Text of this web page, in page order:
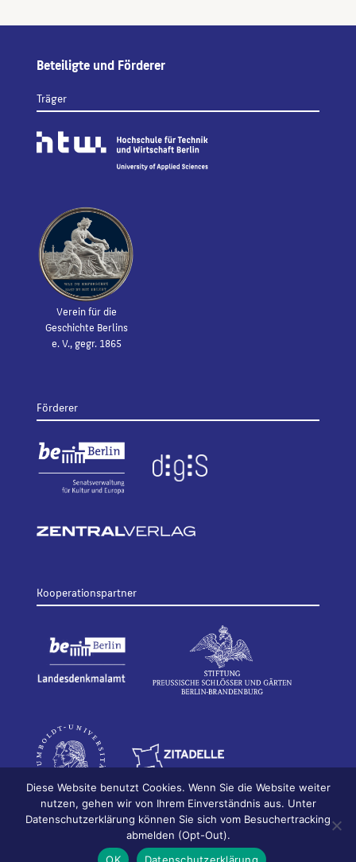
Beteiligte und Förderer
Träger
Verein für die
Geschichte Berlins
e. V., gegr. 1865
Förderer
Kooperationspartner
Bildhauerei in Berlin
Impressum
Datenschutz
Diese Website benutzt Cookies. Wenn Sie die Website weiter
nutzen, gehen wir von Ihrem Einverständnis aus. Unter
Datenschutzerklärung können Sie sich vom Besuchertracking
abmelden (Opt-Out).
OK
Datenschutzerklärung